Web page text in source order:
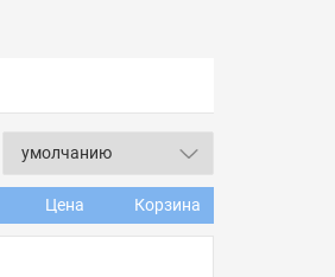
Цена Корзина